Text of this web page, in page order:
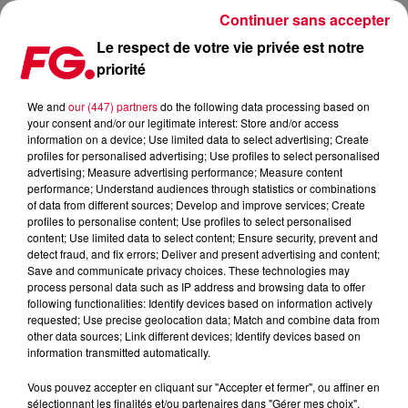
COUP DE CŒUR FG : 'CHEMICAL' DE MK
Publié : 31 mai 2021 à 6h17 par Antony Harari
Le respect de votre vie privée est notre
priorité
We and our (447) partnersdo the following data processing based on
your consent and/or our legitimate interest: Store and/or access
information on a device; Use limited data to select advertising; Create
profiles for personalised advertising; Use profiles to select personalised
advertising; Measure advertising performance; Measure content
performance; Understand audiences through statistics or combinations
of data from different sources; Develop and improve services; Create
profiles to personalise content; Use profiles to select personalised
content; Use limited data to select content; Ensure security, prevent and
detect fraud, and fix errors; Deliver and present advertising and content;
Save and communicate privacy choices. These technologies may
process personal data such as IP address and browsing data to offer
following functionalities: Identify devices based on information actively
requested; Use precise geolocation data; Match and combine data from
other data sources; Link different devices; Identify devices based on
information transmitted automatically.
Vous pouvez accepter en cliquant sur "Accepter et fermer", ou affiner en
sélectionnant les finalités et/ou partenaires dans "Gérer mes choix".
Continuer sans accepter